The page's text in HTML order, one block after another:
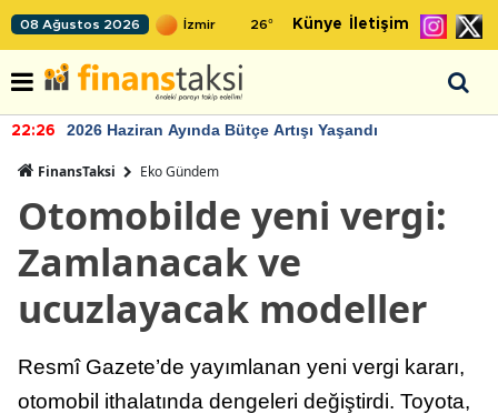
08 Ağustos 2026 26° Künye İletişim
22:26 2026 Haziran Ayında Bütçe Artışı Yaşandı
FinansTaksi Eko Gündem
Otomobilde yeni vergi:
Zamlanacak ve
ucuzlayacak modeller
Resmî Gazete’de yayımlanan yeni vergi kararı,
otomobil ithalatında dengeleri değiştirdi. Toyota,